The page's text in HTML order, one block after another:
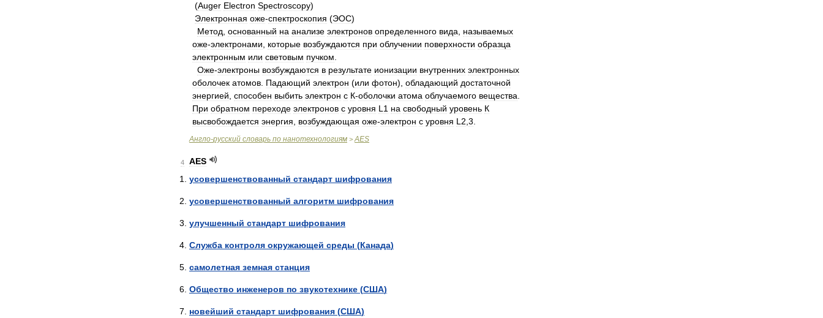
(Auger Electron Spectroscopy)
Электронная оже-спектроскопия (ЭОС)
Метод основанный на анализе электронов определенного вида
называемых
оже-электронами которые возбуждаются при облучении поверхности образца
электронным или световым пучком
Оже-электроны возбуждаются в результате ионизации внутренних электронных
оболочек атомов Падающий электрон (или фотон), обладающий достаточной
энергией способен выбить электрон с К-оболочки атома облучаемого вещества
При обратном переходе электронов с уровня L1 на свободный уровень К
высвобождается энергия возбуждающая оже-электрон с уровня L2 3
Англо-русский словарь по нанотехнологиям > AES
4
AES
усовершенствованный стандарт шифрования
усовершенствованный алгоритм шифрования
улучшенный стандарт шифрования
Служба контроля окружающей среды (Канада)
самолетная земная станция
Общество инженеров по звукотехнике (США)
новейший стандарт шифрования (США)